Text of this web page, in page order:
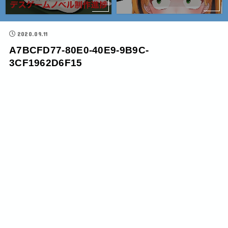
2020.09.11
A7BCFD77-80E0-40E9-9B9C-
3CF1962D6F15